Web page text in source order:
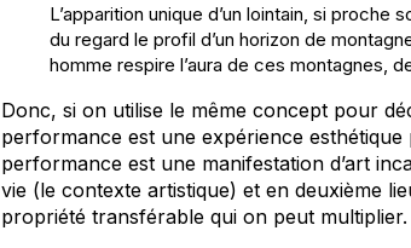
L’apparition unique d’un lointain, si proche
du regard le profil d’un horizon de
homme respire l’aura de ces montagnes,
Donc, si on utilise le même concept pour
performance est une expérience
performance est une manifestation d’art
vie (le contexte artistique) et en deuxième
propriété transférable qui on peut multiplier.